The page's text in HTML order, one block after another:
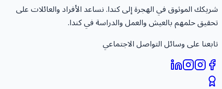
الموثوق في الهجرة إلى كندا. نساعد الأفراد والعائلات على
حلمهم بالعيش والعمل والدراسة في كندا.
على وسائل التواصل الاجتماعي